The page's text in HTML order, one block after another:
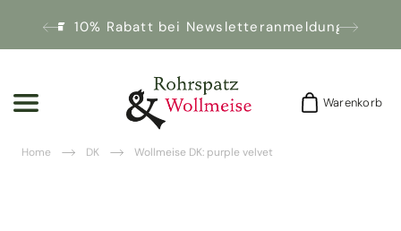
10% Rabatt bei Newsletteranmeldung!
Warenkorb
Warenkorb
Home DK Wollmeise DK: purple velvet